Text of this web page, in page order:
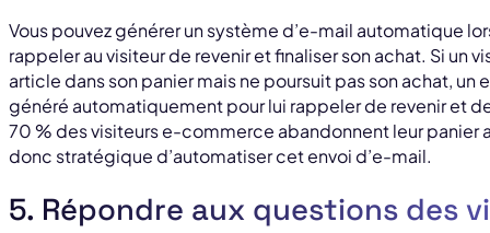
Vous pouvez générer un système d’e-mail automatique
rappeler au visiteur de revenir et finaliser son achat. Si un
article dans son panier mais ne poursuit pas son achat,
généré automatiquement pour lui rappeler de revenir et
70 % des visiteurs e-commerce abandonnent leur panier
donc stratégique d’automatiser cet envoi d’e-mail.
5. Répondre aux questions des